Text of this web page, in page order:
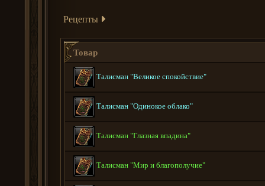
Рецепты
Товар
Талисман "Великое спокойствие"
Талисман "Одинокое облако"
Талисман "Глазная впадина"
Талисман "Мир и благополучие"